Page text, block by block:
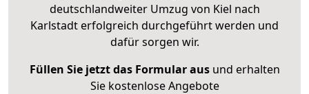
deutschlandweiter Umzug von Kiel nach
Karlstadt erfolgreich durchgeführt werden und
dafür sorgen wir.
Füllen Sie jetzt das Formular ausund erhalten
Sie kostenlose Angebote